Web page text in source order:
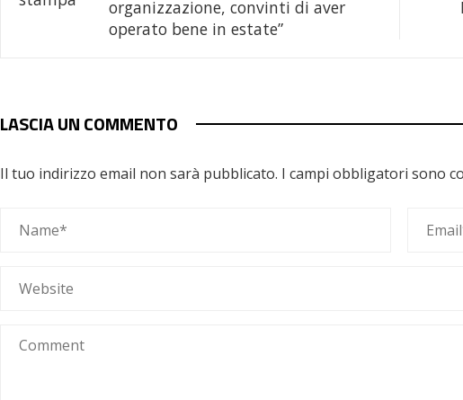
organizzazione, convinti di aver
operato bene in estate”
LASCIA UN COMMENTO
Il tuo indirizzo email non sarà pubblicato. I campi obbligatori sono